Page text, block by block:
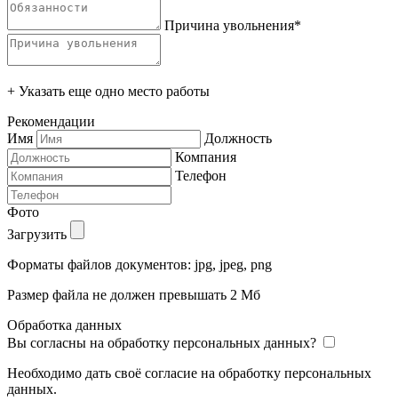
Причина увольнения*
+ Указать еще одно место работы
Рекомендации
Имя
Должность
Компания
Телефон
Фото
Загрузить
Форматы файлов документов: jpg, jpeg, png
Размер файла не должен превышать 2 Мб
Обработка данных
Вы согласны на обработку персональных данных?
Необходимо дать своё согласие на обработку персональных
данных.